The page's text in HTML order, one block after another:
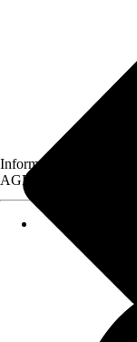
Informationen des
AGB, finden Sie bei